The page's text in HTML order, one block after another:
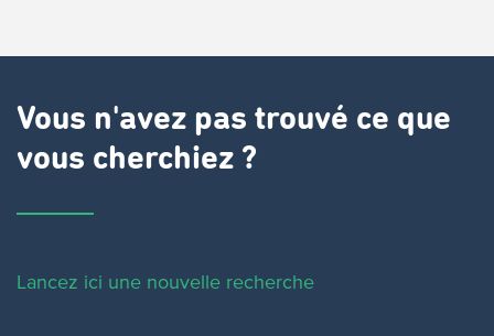
Vous n'avez pas trouvé ce que
vous cherchiez ?
Lancez ici une nouvelle recherche